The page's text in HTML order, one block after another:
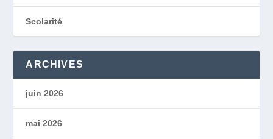
Scolarité
ARCHIVES
juin 2026
mai 2026